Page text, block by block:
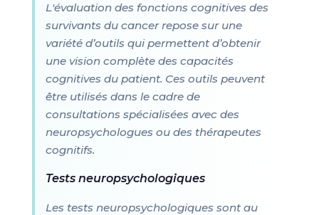
L'évaluation des fonctions cognitives des
survivants du cancer repose sur une
variété d’outils qui permettent d’obtenir
une vision complète des capacités
cognitives du patient. Ces outils peuvent
être utilisés dans le cadre de
consultations spécialisées avec des
neuropsychologues ou des thérapeutes
cognitifs.
Tests neuropsychologiques
Les tests neuropsychologiques sont au